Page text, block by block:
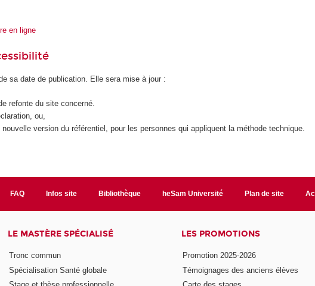
en ligne
sa date de publication. Elle sera mise à jour :
refonte du site concerné.
ou,
version du référentiel, pour les personnes qui appliquent la méthode technique.
FAQ Infos site Bibliothèque heSam Université Plan de site
LE MASTÈRE SPÉCIALISÉ
Tronc commun
Spécialisation Santé globale
LES PROMOTIONS
Promotion 2025-2026
Témoignages des anciens élèves